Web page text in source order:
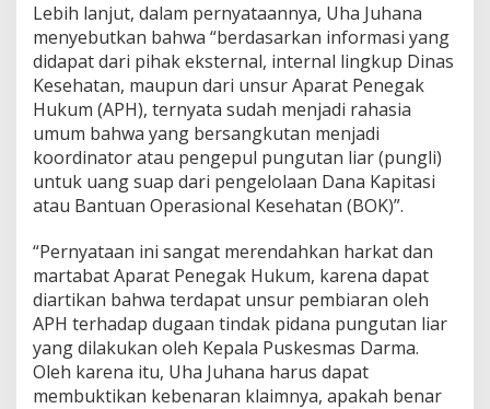
Lebih lanjut, dalam pernyataannya, Uha Juhana
menyebutkan bahwa “berdasarkan informasi yang
didapat dari pihak eksternal, internal lingkup Dinas
Kesehatan, maupun dari unsur Aparat Penegak
Hukum (APH), ternyata sudah menjadi rahasia
umum bahwa yang bersangkutan menjadi
koordinator atau pengepul pungutan liar (pungli)
untuk uang suap dari pengelolaan Dana Kapitasi
atau Bantuan Operasional Kesehatan (BOK)”.
“Pernyataan ini sangat merendahkan harkat dan
martabat Aparat Penegak Hukum, karena dapat
diartikan bahwa terdapat unsur pembiaran oleh
APH terhadap dugaan tindak pidana pungutan liar
yang dilakukan oleh Kepala Puskesmas Darma.
Oleh karena itu, Uha Juhana harus dapat
membuktikan kebenaran klaimnya, apakah benar